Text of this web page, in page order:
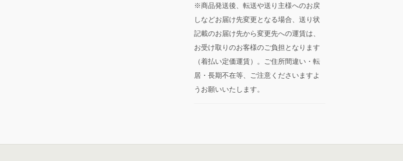
※商品発送後、転送や送り主様へのお戻
しなどお届け先変更となる場合、送り状
記載のお届け先から変更先への運賃は、
お受け取りのお客様のご負担となります
（着払い定価運賃）。ご住所間違い・転
居・長期不在等、ご注意くださいますよ
うお願いいたします。